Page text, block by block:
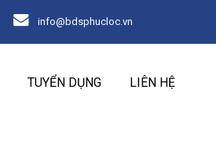
info@bdsphucloc.vn
TUYỂN DỤNG LIÊN HỆ